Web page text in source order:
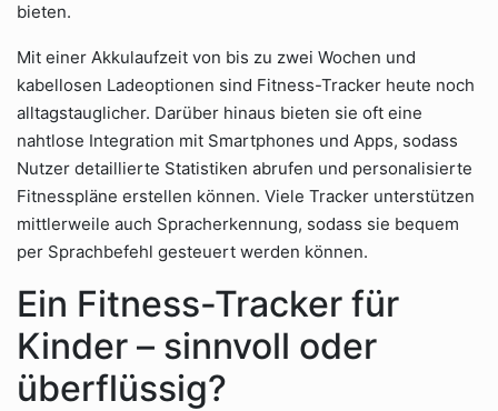
bieten.
Mit einer Akkulaufzeit von bis zu zwei Wochen und
kabellosen Ladeoptionen sind Fitness-Tracker heute noch
alltagstauglicher. Darüber hinaus bieten sie oft eine
nahtlose Integration mit Smartphones und Apps, sodass
Nutzer detaillierte Statistiken abrufen und personalisierte
Fitnesspläne erstellen können. Viele Tracker unterstützen
mittlerweile auch Spracherkennung, sodass sie bequem
per Sprachbefehl gesteuert werden können.
Ein Fitness-Tracker für
Kinder – sinnvoll oder
überflüssig?